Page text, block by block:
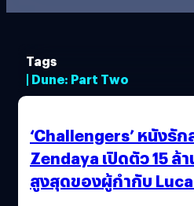
Tags
| Dune: Part Two
‘Challengers’ หนังรัก
Zendaya เปิดตัว 15 ล้
สูงสุดของผู้กำกับ